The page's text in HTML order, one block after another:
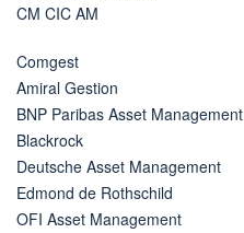
CM CIC AM
Comgest
Amiral Gestion
BNP Paribas Asset Management
Blackrock
Deutsche Asset Management
Edmond de Rothschild
OFI Asset Management